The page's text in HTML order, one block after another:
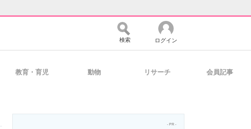
検索 ログイン
教育・育児 動物 リサーチ 会員記事
- PR -